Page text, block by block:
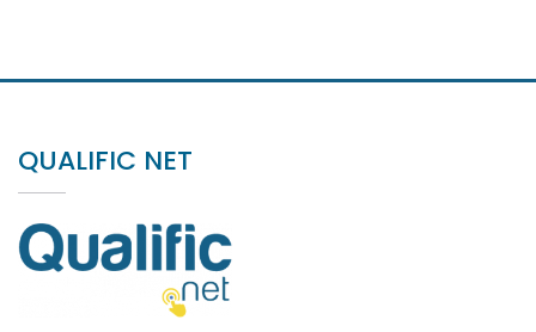
QUALIFIC NET